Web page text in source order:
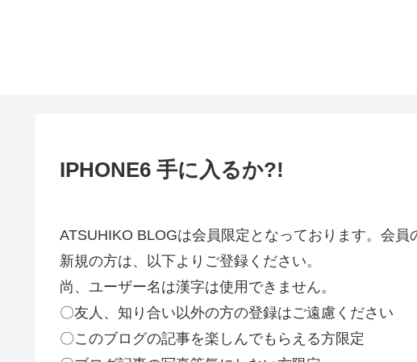
IPHONE6 手に入るか?!
ATSUHIKO BLOGは会員限定となっております。会員
新規の方は、以下よりご登録ください。
尚、ユーザー名は漢字は使用できません。
〇友人、知り合い以外の方の登録はご遠慮ください
〇このブログの記事を楽しんでもらえる方限定